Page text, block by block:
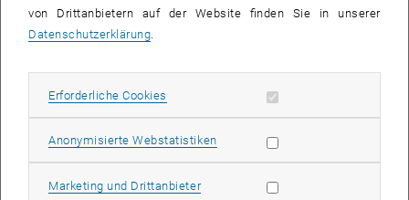
Der Fachbereich Region lädt herzlich ein zum Vortrag
Windkraft-
Zonen im internationalen Vergleich: Planungsprozesse, AkteurInnen
gemeinsam mit Mag. Gregori STANZER (Wien).
Dissertation "Where, who and how much? Wind power deployment
implementation. (2018)". Diese Dissertation ist im Rahmen des PhD
von Drittanbietern auf der Website finden Sie in unserer
Datenschutzerklärung.
Erforderliche Cookies Erforderliche Cookies zulassen
Anonymisierte WebstatistikenStatistik Cookies zulassen
Marketing und DrittanbieterMarketing Cookies zulassen